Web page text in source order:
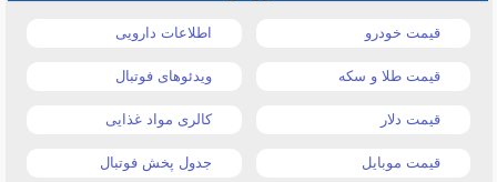
قیمت خودرو اطلاعات دارویی
قیمت طلا و سکه ویدئوهای فوتبال
قیمت دلار کالری مواد غذایی
قیمت موبایل جدول پخش فوتبال